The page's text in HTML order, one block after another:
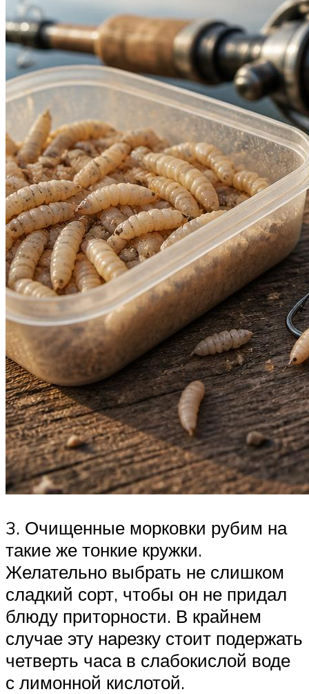
3. Очищенные морковки рубим на
такие же тонкие кружки.
Желательно выбрать не слишком
сладкий сорт, чтобы он не придал
блюду приторности. В крайнем
случае эту нарезку стоит подержать
четверть часа в слабокислой воде
с лимонной кислотой.